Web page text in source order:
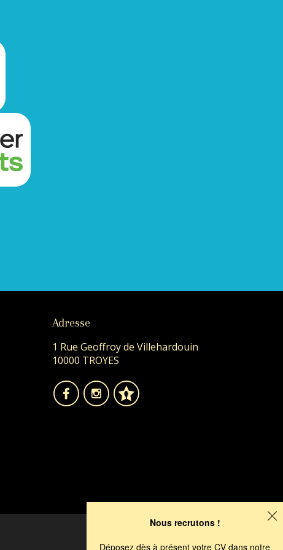
Adresse
1 Rue Geoffroy de Villehardouin
10000 TROYES
Nous recrutons !
Déposez dès à présent votre CV dans notre